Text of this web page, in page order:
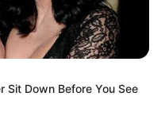
Sit Down Before You See